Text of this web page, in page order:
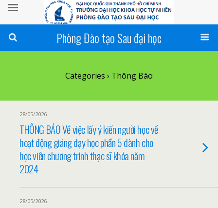
Phòng Đào tạo Sau đại học
Categories › Thông Báo
28/05/2026
THÔNG BÁO Về việc lấy ý kiến người học về
hoạt động giảng dạy học phần 5 dành cho
học viên chương trình thạc sĩ khóa năm
2024
28/05/2026